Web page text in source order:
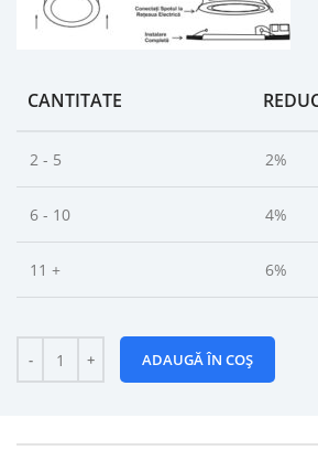
CANTITATE
2 - 5 2%
6 - 10 4%
11 + 6%
ADAUGĂ ÎN COȘ